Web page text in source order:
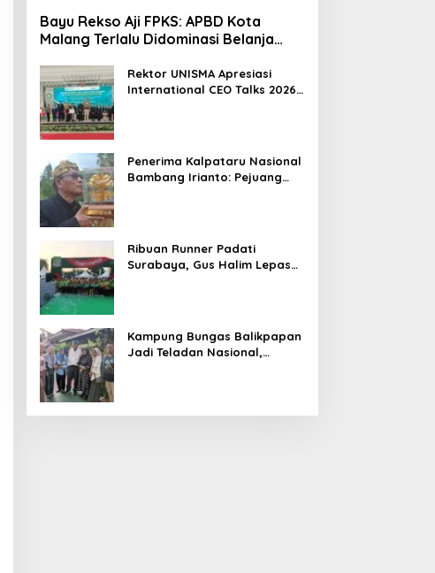
Bayu Rekso Aji FPKS: APBD Kota
Malang Terlalu Didominasi Belanja
Hasil
Rektor UNISMA Apresiasi
International CEO Talks 2026,
Penerima Kalpataru Nasional
Bambang Irianto: Pejuang
Ribuan Runner Padati
Surabaya, Gus Halim Lepas
Kampung Bungas Balikpapan
Jadi Teladan Nasional,
Berkelanjutan